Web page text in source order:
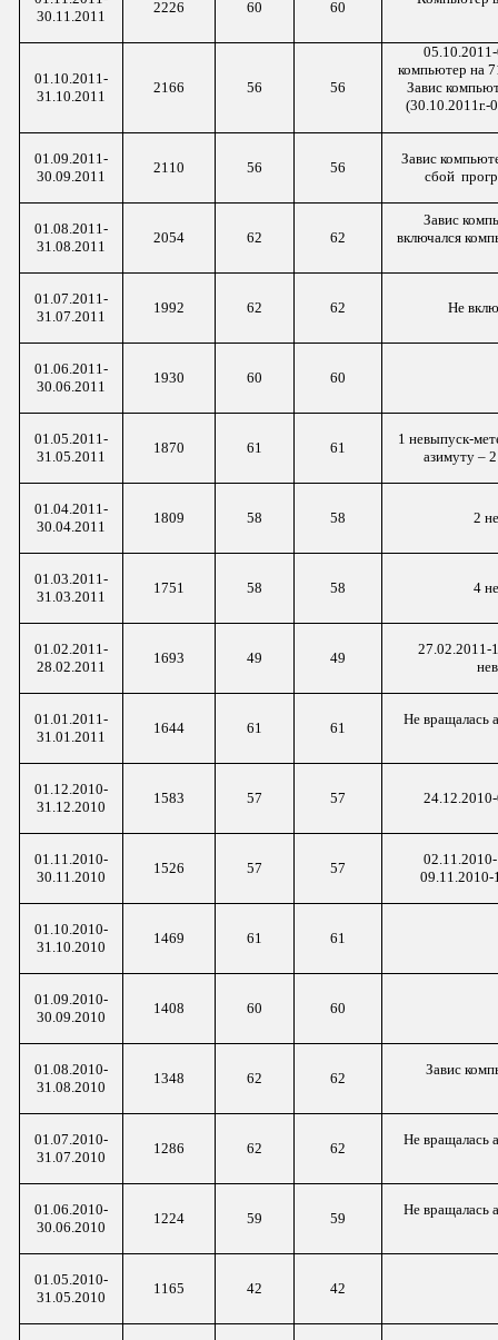
30.11.2011
2226 60 60
01.10.2011-
31.10.2011
2166 56 56
компьютер на
Завис
(30.10.2011г.-
01.09.2011-
30.09.2011
2110 56 56
Завис
сбой
01.08.2011-
31.08.2011
2054 62 62
Завис
включался
01.07.2011-
31.07.2011
1992 62 62 Не
01.06.2011-
30.06.2011
1930 60 60
01.05.2011-
31.05.2011
1870 61 61
1 невыпуск-
азимуту –
01.04.2011-
30.04.2011
1809 58 58 2
01.03.2011-
31.03.2011
1751 58 58 4
01.02.2011-
28.02.2011
1693 49 49
27.02.2011-
01.01.2011-
31.01.2011
1644 61 61
Не вращалась
01.12.2010-
31.12.2010
1583 57 57
01.11.2010-
30.11.2010
1526 57 57
09.11.2010-
01.10.2010-
31.10.2010
1469 61 61
01.09.2010-
30.09.2010
1408 60 60
01.08.2010-
31.08.2010
1348 62 62
Завис
01.07.2010-
31.07.2010
1286 62 62
Не вращалась
01.06.2010-
30.06.2010
1224 59 59
Не вращалась
01.05.2010-
31.05.2010
1165 42 42